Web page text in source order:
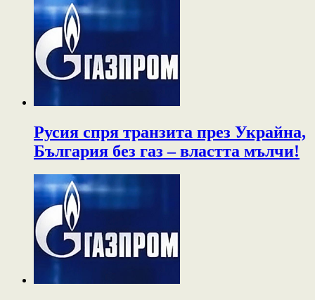
Русия спря транзита през Украйна,
България без газ – властта мълчи!